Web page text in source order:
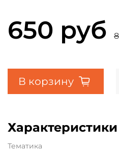
650 руб
В корзину
Характеристики
Тематика